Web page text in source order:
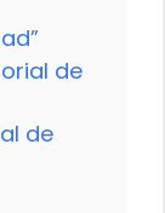
de
de